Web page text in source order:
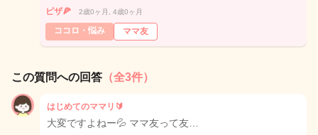
ピザ🍕 2歳0ヶ月, 4歳0ヶ月
ココロ・悩み ママ友
この質問への回答 （全3件）
はじめてのママリ🔰
大変ですよねー💦 ママ友って友…